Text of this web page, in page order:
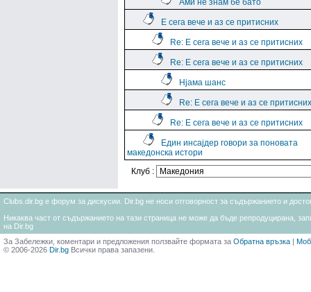
Ами не знам бе бато
Е сега вече и аз се притисних
Re: Е сега вече и аз се притисних
Re: Е сега вече и аз се притисних
Нјама шанс
Re: Е сега вече и аз се притисних
Re: Е сега вече и аз се притисних
Един инсајдер говори за поновата
македонска истори
Клуб :
Clubs.dir.bg е форум за дискусии. Dir.bg не носи отговорност за съдържанието и
Никаква част от съдържанието на тази страница не може да бъде репродуцирана,
на Dir.bg
За Забележки, коментари и предложения ползвайте формата за Обратна връзка |
© 2006-2026 Dir.bg Всички права запазени.